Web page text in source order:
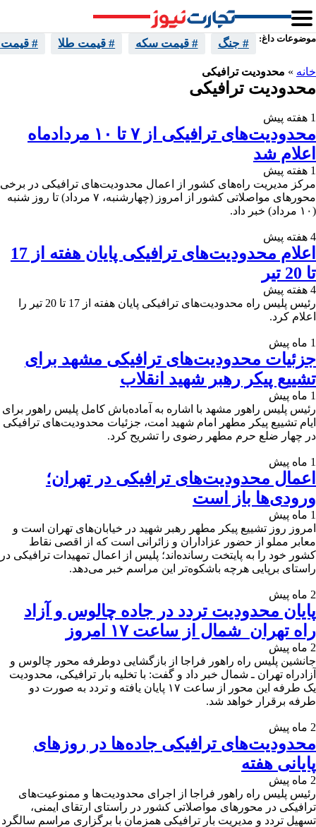
موضوعات داغ: # جنگ # قیمت سکه # قیمت طلا #
خانه » محدودیت ترافیکی
محدودیت ترافیکی
1 هفته پیش
محدودیت‌های ترافیکی از ۷ تا ۱۰ مردادماه
اعلام شد
1 هفته پیش
مرکز مدیریت راه‌های کشور از اعمال محدودیت‌های ترافیکی در برخی
محورهای مواصلاتی کشور از امروز (چهارشنبه، ۷ مرداد) تا روز شنبه
(۱۰ مرداد) خبر داد.
4 هفته پیش
اعلام محدودیت‌های ترافیکی پایان هفته از 17
تا 20 تیر
4 هفته پیش
رئیس پلیس راه محدودیت‌های ترافیکی پایان هفته از 17 تا 20 تیر را
اعلام کرد.
1 ماه پیش
جزئیات محدودیت‌های ترافیکی مشهد برای
تشییع پیکر رهبر شهید انقلاب
1 ماه پیش
رئیس پلیس راهور مشهد با اشاره به آماده‌باش کامل پلیس راهور برای
ایام تشییع پیکر مطهر امام شهید امت، جزئیات محدودیت‌های ترافیکی
در چهار ضلع حرم مطهر رضوی را تشریح کرد.
1 ماه پیش
اعمال محدودیت‌های ترافیکی در تهران؛
ورودی‌ها باز است
1 ماه پیش
امروز روز تشییع پیکر مطهر رهبر شهید در خیابان‌های تهران است و
معابر مملو از حضور عزاداران و زائرانی است که از اقصی نقاط
کشور خود را به پایتخت رسانده‌اند؛ پلیس از اعمال تمهیدات ترافیکی در
راستای برپایی هرچه باشکوه‌تر این مراسم خبر می‌دهد.
2 ماه پیش
پایان محدودیت تردد در جاده چالوس و آزاد
راه تهران_شمال از ساعت ۱۷ امروز
2 ماه پیش
جانشین پلیس راه راهور فراجا از بازگشایی دوطرفه محور چالوس و
آزادراه تهران ـ شمال خبر داد و گفت: با تخلیه بار ترافیکی، محدودیت
یک‌ طرفه این محور از ساعت ۱۷ پایان یافته و تردد به صورت دو
طرفه برقرار خواهد شد.
2 ماه پیش
محدودیت‌های ترافیکی جاده‌ها در روزهای
پایانی هفته
2 ماه پیش
رئیس پلیس راه راهور فراجا از اجرای محدودیت‌ها و ممنوعیت‌های
ترافیکی در محورهای مواصلاتی کشور در راستای ارتقای ایمنی،
تسهیل تردد و مدیریت بار ترافیکی همزمان با برگزاری مراسم سالگرد